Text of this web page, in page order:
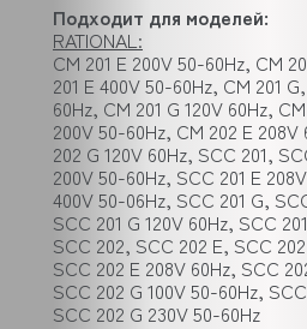
Подходит для моделей:
RATIONAL:
CM 201 E 200V 50-60Hz, CM
201 E 400V 50-60Hz, CM 201
60Hz, CM 201 G 120V 60Hz,
200V 50-60Hz, CM 202 E
202 G 120V 60Hz, SCC 201,
200V 50-60Hz, SCC 201 E
400V 50-06Hz, SCC 201 G,
SCC 201 G 120V 60Hz, SCC
SCC 202, SCC 202 E, SCC
SCC 202 E 208V 60Hz, SCC
SCC 202 G 100V 50-60Hz,
SCC 202 G 230V 50-60Hz